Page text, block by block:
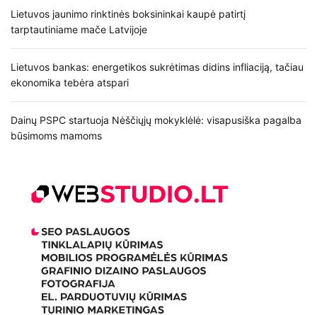
Lietuvos jaunimo rinktinės boksininkai kaupė patirtį
tarptautiniame mače Latvijoje
Lietuvos bankas: energetikos sukrėtimas didins infliaciją, tačiau
ekonomika tebėra atspari
Dainų PSPC startuoja Nėščiųjų mokyklėlė: visapusiška pagalba
būsimoms mamoms